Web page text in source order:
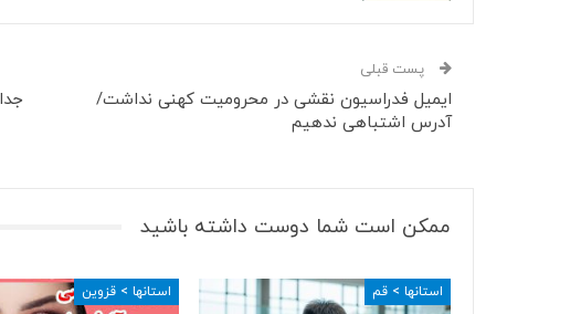
پست قبلی
ایمیل‌ فدراسیون نقشی در محرومیت کهنی نداشت/
آدرس اشتباهی ندهیم
ممکن است شما دوست داشته باشید
استانها > قم استانها > قزوین